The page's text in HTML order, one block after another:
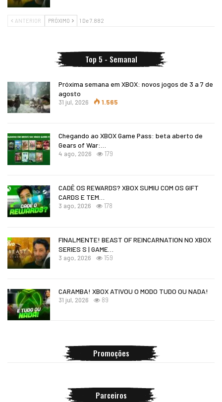
ANTERIOR PRÓXIMO 1 De 7.882
Top 5 - Semanal
Próxima semana em XBOX: novos jogos de 3 a 7 de
agosto
31 jul, 2026 1.565
Chegando ao XBOX Game Pass: beta aberto de
Gears of War:…
4 ago, 2026 179
CADÊ OS REWARDS? XBOX SUMIU COM OS GIFT
CARDS E TEM…
3 ago, 2026 178
FINALMENTE! BEAST OF REINCARNATION NO XBOX
SERIES S | GAME…
3 ago, 2026 159
CARAMBA! XBOX ATIVOU O MODO TUDO OU NADA!
31 jul, 2026 89
Promoções
Parceiros